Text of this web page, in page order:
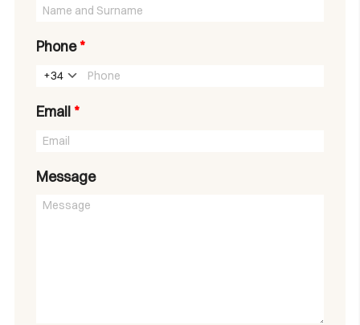
Phone*
+34
Email*
Message